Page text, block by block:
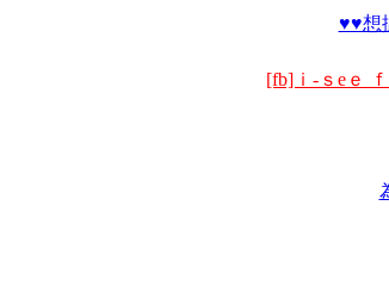
♥♥想
[fb]ｉ-ｓeｅ